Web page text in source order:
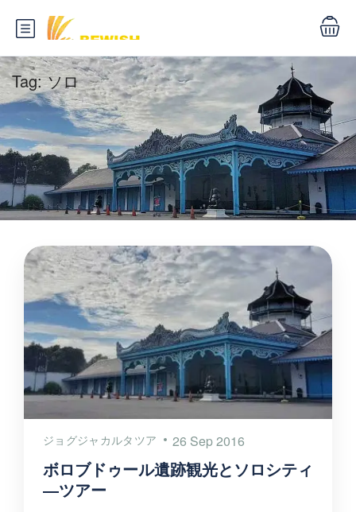
Tag:ソロ
ジョグジャカルタツア 26 Sep 2016
ボロブドゥール遺跡観光とソロシティ
―ツアー